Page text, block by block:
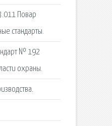
Повар
стандарты.
№ 192
охраны.